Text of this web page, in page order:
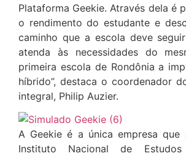
Plataforma Geekie. Através dela é
o rendimento do estudante e
caminho que a escola deve
atenda às necessidades do
primeira escola de Rondônia a
híbrido”, destaca o coordenador
integral, Philip Auzier.
A Geekie é a única empresa que
Instituto Nacional de